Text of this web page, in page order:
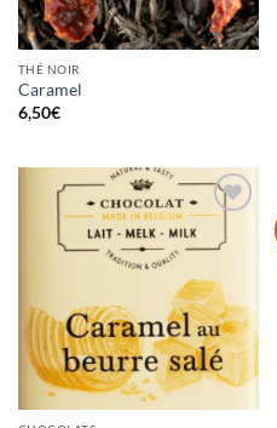
THÉ NOIR
Caramel
6,50€
à la